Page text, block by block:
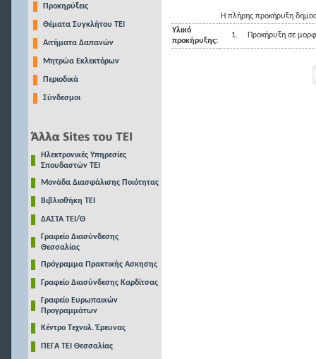
Προκηρύξεις
Θέματα Συγκλήτου ΤΕΙ
Αιτήματα Δαπανών
Μητρώα Εκλεκτόρων
Περιοδικά
Σύνδεσμοι
Ηλεκτρονικές Υπηρεσίες
Σπουδαστών ΤΕΙ
Μονάδα Διασφάλισης Ποιότητας
Βιβλιοθήκη ΤΕΙ
ΔΑΣΤΑ ΤΕΙ/Θ
Γραφείο Διασύνδεσης
Θεσσαλίας
Πρόγραμμα Πρακτικής Ασκησης
Γραφείο Διασύνδεσης Καρδίτσας
Γραφείο Ευρωπαικών
Προγραμμάτων
Κέντρο Τεχνολ. Έρευνας
ΠΕΓΑ ΤΕΙ Θεσσαλίας
Η πλήρης προκήρυξη
Υλικό
προκήρυξης:
1. Προκήρυξη σε